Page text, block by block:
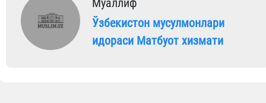
Муаллиф
Ўзбекистон мусулмонлари
идораси Матбуот хизмати